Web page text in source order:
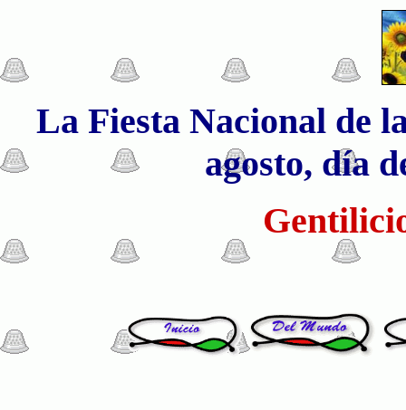
La Fiesta Nacional de
agosto, día